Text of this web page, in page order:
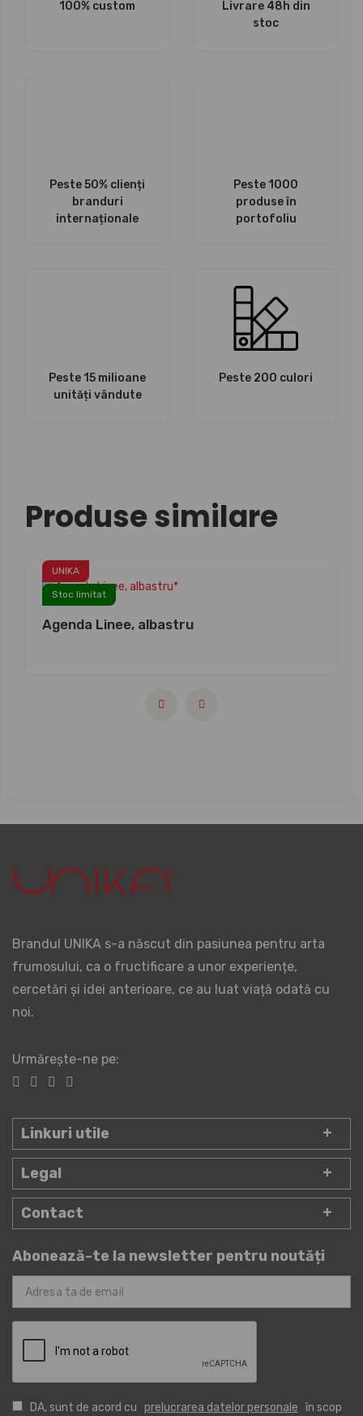
100% custom
Livrare 48h din
stoc
Peste 50% clienți
branduri
internaționale
Peste 1000
produse în
portofoliu
Peste 15 milioane
unități vândute
Peste 200 culori
Produse similare
UNIKA
Stoc limitat
Agenda Linee, albastru
Brandul UNIKA s-a născut din pasiunea pentru arta
frumosului, ca o fructificare a unor experiențe,
cercetări și idei anterioare, ce au luat viață odată cu
noi.
Urmărește-ne pe:
Linkuri utile
Legal
Contact
Abonează-te la newsletter pentru noutăți
DA, sunt de acord cu prelucrarea datelor personale în scop